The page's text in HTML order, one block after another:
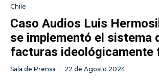
Chile
Caso Audios Luis
se implementó el sistema
facturas ideológicamente
Sala de Prensa · 22 de Agosto 2024